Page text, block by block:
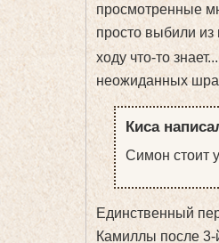
просмотренные
просто выбили из
ходу что-то
неожиданных
Киса
Симон стоит
Единственный
Камиллы после 3-